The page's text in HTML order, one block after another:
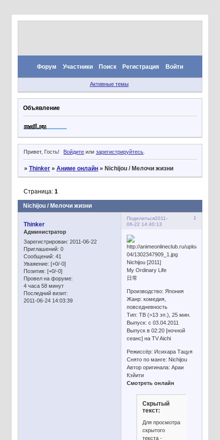
Форум Участники Поиск Регистрация Войти
Активные темы
Объявление
Привет, Гость! Войдите илизарегистрируйтесь
» Thinker » Аниме онлайн » Nichijou / Мелочи жизни
Nichijou / Мелочи жизни
Страница: 1
Поделиться 1
2011-
06-22 14:40:13
Thinker
Администратор
Зарегистрирован: 2011-06-22
Приглашений: 0
Сообщений: 41
Уважение: [+0/-0]
Позитив: [+0/-0]
Провел на форуме:
4 часа 58 минут
Последний визит:
2011-06-24 14:03:39
Nichijou [2011]
My Ordinary Life
日常
Производство: Япония
Жанр: комедия,
повседневность
Тип: ТВ (>13 эп.), 25 мин.
Выпуск: c 03.04.2011
Выпуск в 02:20 [ночной
сеанс] на TV Aichi
Режиссёр: Исихара Тацуя
Снято по манге: Nichijou
Автор оригинала: Араи
Кэйити
Смотреть онлайн
Скрытый
текст:
Для просмотра
скрытого
текста -